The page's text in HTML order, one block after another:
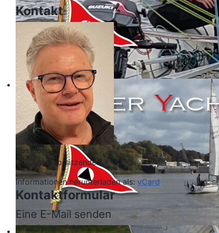
Kontakt
Position:
Vorstandsvorsitzender
Informationen herunterladen als: vCard
Kontaktformular
Eine E-Mail senden
*Benötigtes Feld